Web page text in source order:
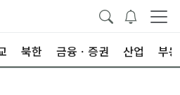
북한 금융ㆍ증권 산업 부